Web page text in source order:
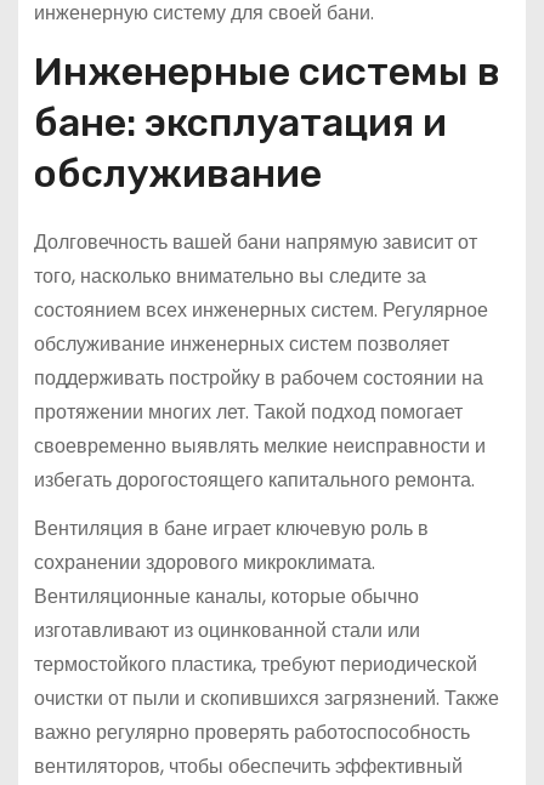
инженерную систему для своей бани.
Инженерные системы в
бане: эксплуатация и
обслуживание
Долговечность вашей бани напрямую зависит от
того, насколько внимательно вы следите за
состоянием всех инженерных систем. Регулярное
обслуживание инженерных систем позволяет
поддерживать постройку в рабочем состоянии на
протяжении многих лет. Такой подход помогает
своевременно выявлять мелкие неисправности и
избегать дорогостоящего капитального ремонта.
Вентиляция в бане играет ключевую роль в
сохранении здорового микроклимата.
Вентиляционные каналы, которые обычно
изготавливают из оцинкованной стали или
термостойкого пластика, требуют периодической
очистки от пыли и скопившихся загрязнений. Также
важно регулярно проверять работоспособность
вентиляторов, чтобы обеспечить эффективный